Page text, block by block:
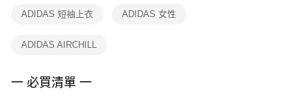
１．透過由恩沛科技股份有限公司提供之「AFTEE先享後付」服務完成之交
權轉讓予恩沛科技股份有限公司。
３．未成年的使用者請事先徵得法定代理人或監護人之同意方可使用
「AFTEE先享後付」，若未經同意申辦者引起之損失，本公司不負相關責
ADIDAS 短袖上衣 ADIDAS 女性
ADIDAS AIRCHILL
一 必買清單 一